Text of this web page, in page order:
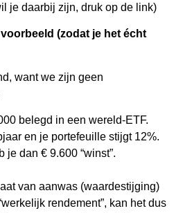
je daarbij zijn, druk op de link)
(zodat je het écht
want we zijn geen
belegd in een wereld-ETF.
en je portefeuille stijgt 12%.
je dan € 9.600 “winst”.
van aanwas (waardestijging)
rendement”, kan het dus